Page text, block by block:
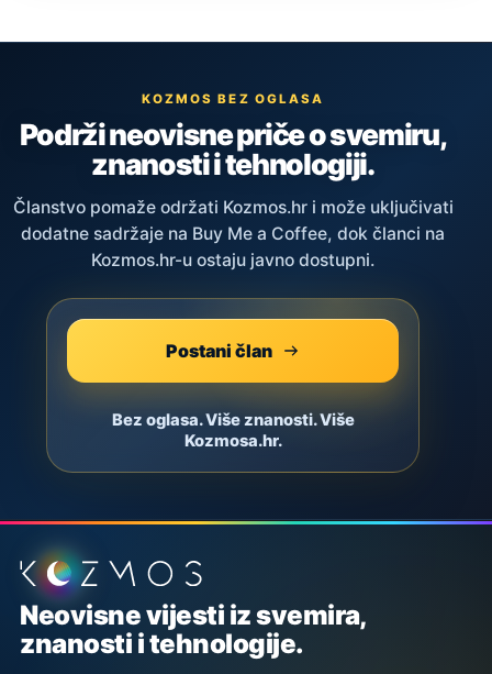
KOZMOS BEZ OGLASA
Podrži neovisne priče o svemiru,
znanosti i tehnologiji.
Članstvo pomaže održati Kozmos.hr i može uključivati
dodatne sadržaje na Buy Me a Coffee, dok članci na
Kozmos.hr-u ostaju javno dostupni.
Postani član
Bez oglasa. Više znanosti. Više
Kozmosa.hr.
Podnožje stranice
Neovisne vijesti iz svemira,
znanosti i tehnologije.